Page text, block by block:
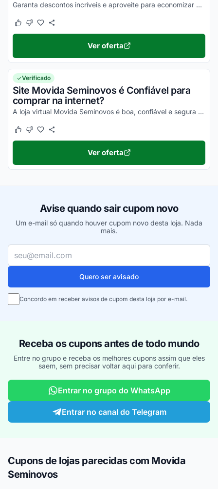
Garanta descontos incríveis e aproveite para economizar da melhor maneira possível!
Este cupom funcionou
Este cupom não funcionou
Ver oferta
Verificado
Site Movida Seminovos é Confiável para
comprar na internet?
A loja virtual Movida Seminovos é boa, confiável e segura para compras online. Pesquise, confira os comentários e constate!
Este cupom funcionou
Este cupom não funcionou
Ver oferta
Avise quando sair cupom novo
Um e-mail só quando houver cupom novo desta loja. Nada
mais.
Seu e-mail
Quero ser avisado
Concordo em receber avisos de cupom desta loja por e-mail.
Receba os cupons antes de todo mundo
Entre no grupo e receba os melhores cupons assim que eles
saem, sem precisar voltar aqui para conferir.
Entrar no grupo do WhatsApp
Entrar no canal do Telegram
Cupons de lojas parecidas com Movida
Seminovos